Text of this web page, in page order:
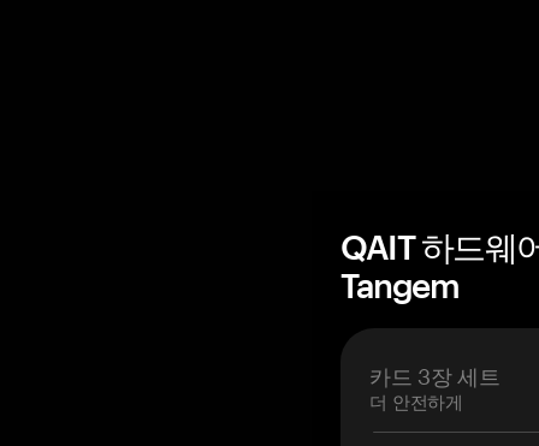
QAIT 하드웨
Tangem
카드 3장 세트
더 안전하게